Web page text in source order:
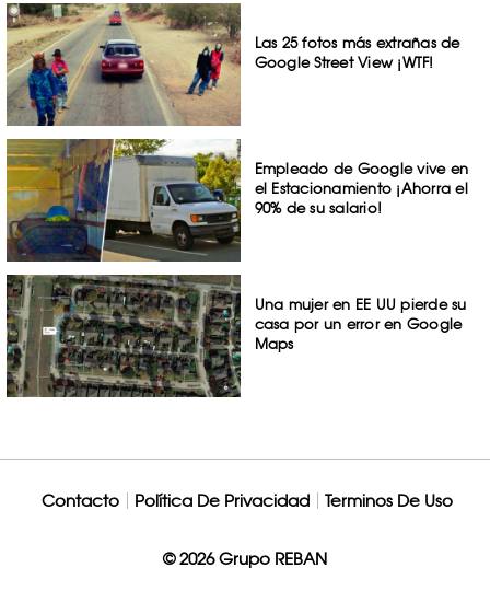
Las 25 fotos más extrañas de
Google Street View ¡WTF!
Empleado de Google vive en
el Estacionamiento ¡Ahorra el
90% de su salario!
Una mujer en EE UU pierde su
casa por un error en Google
Maps
Contacto Política De Privacidad Terminos De Uso
© 2026 Grupo REBAN